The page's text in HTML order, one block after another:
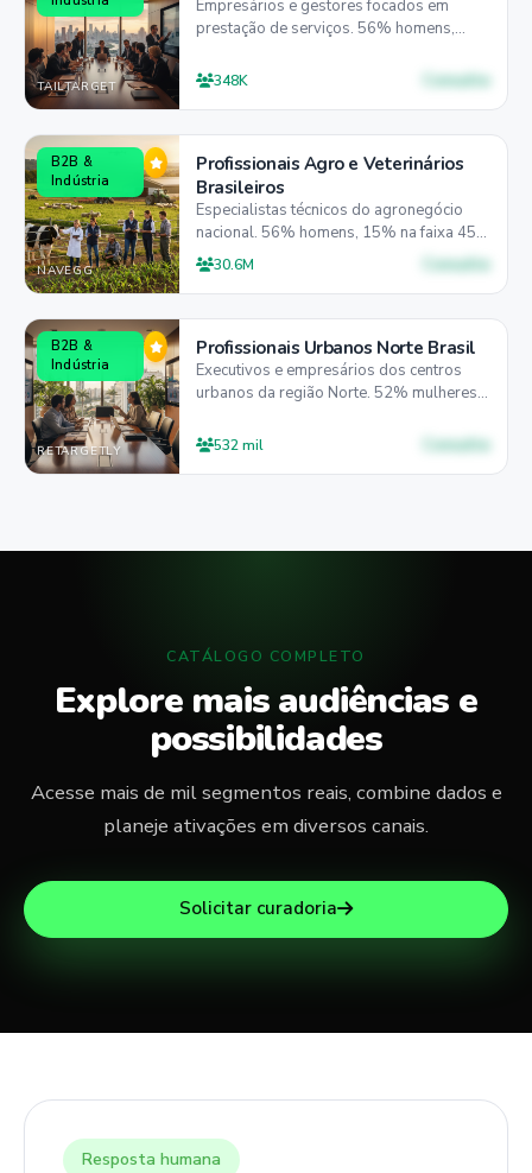
TAILTARGET
Empresários e gestores focados em
prestação de serviços. 56% homens,
desktop para gestão.
348K Consulte
B2B &
Indústria
NAVEGG
Profissionais Agro e Veterinários
Brasileiros
Especialistas técnicos do agronegócio
nacional. 56% homens, 15% na faixa 45-
54 anos, 55% acessam via mobile para
atualizações do setor.
30.6M Consulte
B2B &
Indústria
RETARGETLY
Profissionais Urbanos Norte Brasil
Executivos e empresários dos centros
urbanos da região Norte. 52% mulheres,
532 mil Consulte
CATÁLOGO COMPLETO
Explore mais audiências e
possibilidades
Acesse mais de mil segmentos reais, combine dados e
planeje ativações em diversos canais.
Solicitar curadoria
Resposta humana